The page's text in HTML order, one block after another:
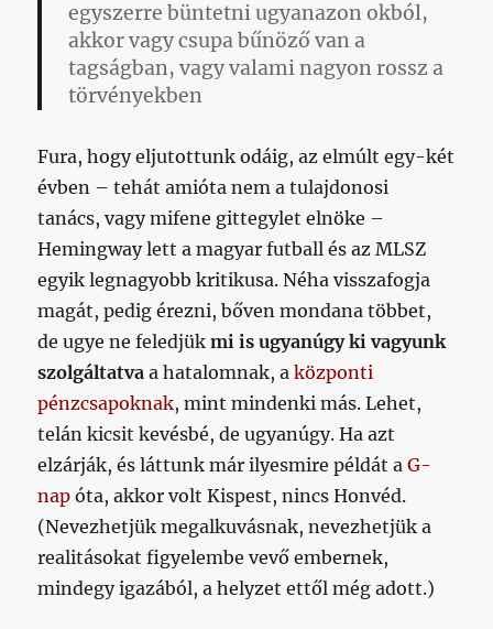
egyszerre büntetni ugyanazon okból,
akkor vagy csupa bűnöző van a
tagságban, vagy valami nagyon rossz a
törvényekben
Fura, hogy eljutottunk odáig, az elmúlt egy-két
évben – tehát amióta nem a tulajdonosi
tanács, vagy mifene gittegylet elnöke –
Hemingway lett a magyar futball és az MLSZ
egyik legnagyobb kritikusa. Néha visszafogja
magát, pedig érezni, bőven mondana többet,
de ugye ne feledjükmi is ugyanúgy ki vagyunk
szolgáltatvaa hatalomnak, aközponti
pénzcsapoknak, mint mindenki más. Lehet,
telán kicsit kevésbé, de ugyanúgy. Ha azt
elzárják, és láttunk már ilyesmire példát aG-
nap óta, akkor volt Kispest, nincs Honvéd.
(Nevezhetjük megalkuvásnak, nevezhetjük a
realitásokat figyelembe vevő embernek,
mindegy igazából, a helyzet ettől még adott.)